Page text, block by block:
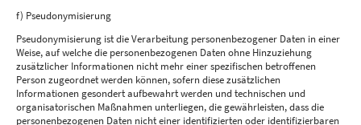
f) Pseudonymisierung
Pseudonymisierung ist die Verarbeitung personenbezogener Daten in einer
Weise, auf welche die personenbezogenen Daten ohne Hinzuziehung
zusätzlicher Informationen nicht mehr einer spezifischen betroffenen
Person zugeordnet werden können, sofern diese zusätzlichen
Informationen gesondert aufbewahrt werden und technischen und
organisatorischen Maßnahmen unterliegen, die gewährleisten, dass die
personenbezogenen Daten nicht einer identifizierten oder identifizierbaren